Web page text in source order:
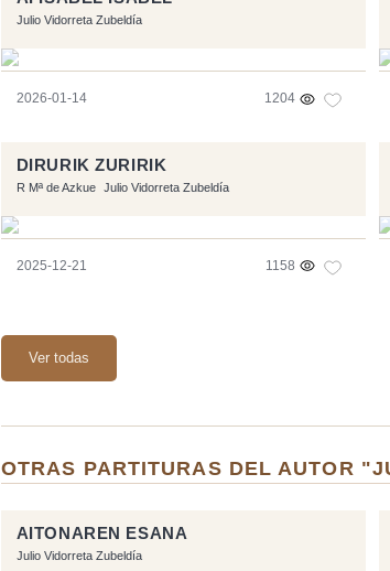
Julio Vidorreta Zubeldía
2026-01-14 1204
DIRURIK ZURIRIK
R Mª de Azkue Julio Vidorreta Zubeldía
2025-12-21 1158
Ver todas
OTRAS PARTITURAS DEL AUTOR
AITONAREN ESANA
Julio Vidorreta Zubeldía